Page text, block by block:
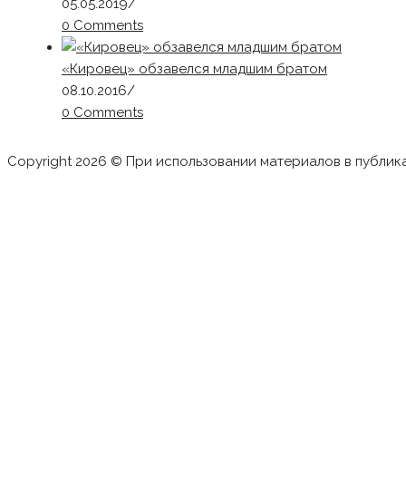
05.05.2019/
0 Comments
«Кировец» обзавелся младшим братом
08.10.2016/
0 Comments
Copyright 2026 © При использовании материалов в